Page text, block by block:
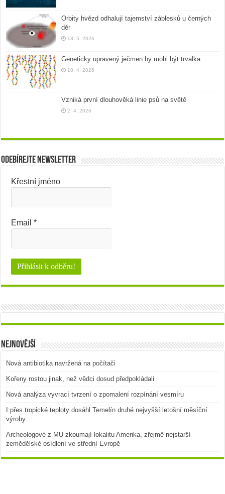
Orbity hvězd odhalují tajemství záblesků u černých
děr
13. 5. 2026
Geneticky upravený ječmen by mohl být trvalka
10. 4. 2026
Vzniká první dlouhověká linie psů na světě
2. 4. 2026
Odebírejte newsletter
Křestní jméno
Email*
Nejnovější
Nová antibiotika navržená na počítači
Kořeny rostou jinak, než vědci dosud předpokládali
Nová analýza vyvrací tvrzení o zpomalení rozpínání vesmíru
I přes tropické teploty dosáhl Temelín druhé nejvyšší letošní měsíční
výroby
Archeologové z MU zkoumají lokalitu Amerika, zřejmě nejstarší
zemědělské osídlení ve střední Evropě